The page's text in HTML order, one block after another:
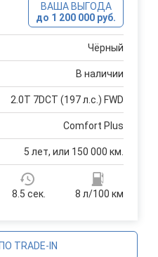
ВАША ВЫГОДА
до 1 200 000 руб.
Чёрный
В наличии
2.0T 7DCT (197 л.с.) FWD
Comfort Plus
5 лет, или 150 000 км.
8.5 сек. 8 л/100 км
TRADE-IN